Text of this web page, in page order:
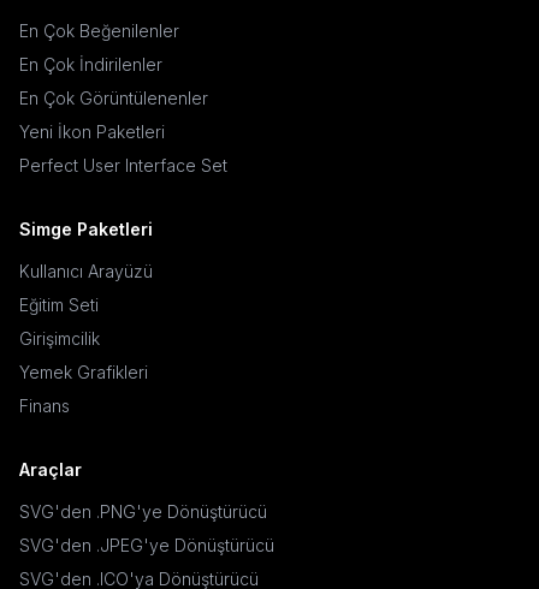
En Çok Beğenilenler
En Çok İndirilenler
En Çok Görüntülenenler
Yeni İkon Paketleri
Perfect User Interface Set
Simge Paketleri
Kullanıcı Arayüzü
Eğitim Seti
Girişimcilik
Yemek Grafikleri
Finans
Araçlar
SVG'den .PNG'ye Dönüştürücü
SVG'den .JPEG'ye Dönüştürücü
SVG'den .ICO'ya Dönüştürücü